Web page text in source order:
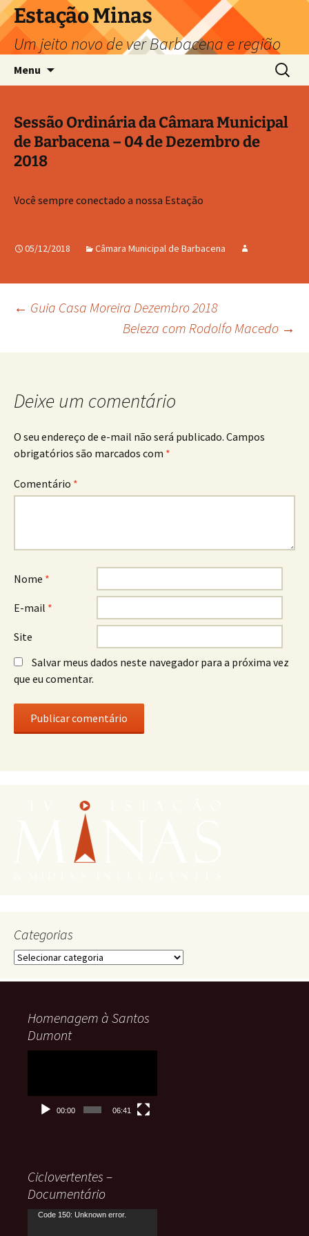
Pular
para
o
conteúdo
Estação Minas
Um jeito novo de ver Barbacena e região
Menu
por:
Sessão Ordinária da Câmara Municipal
de Barbacena – 04 de Dezembro de
2018
Você sempre conectado a nossa Estação
05/12/2018 Câmara Municipal de Barbacena
Navegação
de
posts
← Guia Casa Moreira Dezembro 2018
Beleza com Rodolfo Macedo →
Deixe um comentário
O seu endereço de e-mail não será publicado. Campos
obrigatórios são marcados com *
Comentário *
Nome *
E-mail *
Site
Salvar meus dados neste navegador para a próxima vez
que eu comentar.
Categorias
Categorias
Homenagem à Santos
Dumont
00:00 06:41
Ciclovertentes –
Documentário
Tocador
Code 150: Unknown error.